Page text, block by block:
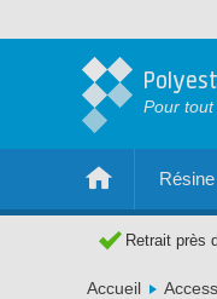
Pour
Retrait près
Accueil